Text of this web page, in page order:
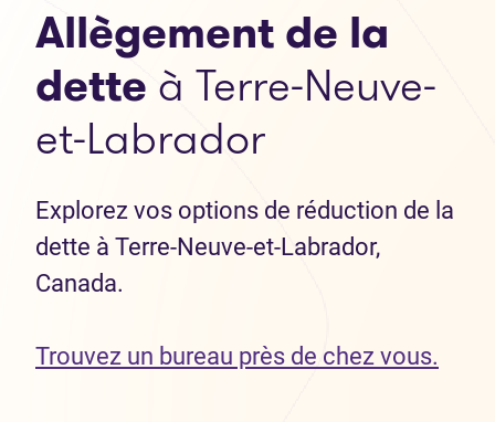
Allègement de la
dette à Terre-Neuve-
et-Labrador
Explorez vos options de réduction de la
dette à Terre-Neuve-et-Labrador,
Canada.
Trouvez un bureau près de chez vous.